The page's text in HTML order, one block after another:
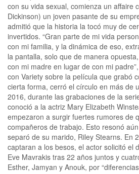
con su vida sexual, comienza un affaire
Dickinson) un joven pasante de su
admitió que la historia la tocó muy de
invertidos. “Gran parte de mi vida
con mi familia, y la dinámica de eso,
la pantalla, solo que de manera
con mi madre en lugar de con mi
con Variety sobre la película que grabó
cierta forma, cerró el círculo en más de
2016, durante las grabaciones de la
conoció a la actriz Mary Elizabeth
empezaron a surgir fuertes rumores de
compañeros de trabajo. Esto resonó
separó de su marido, Riley Stearns. En
captaran a los besos, el actor solicitó el
Eve Mavrakis tras 22 años juntos y
Esther, Jamyan y Anouk, por